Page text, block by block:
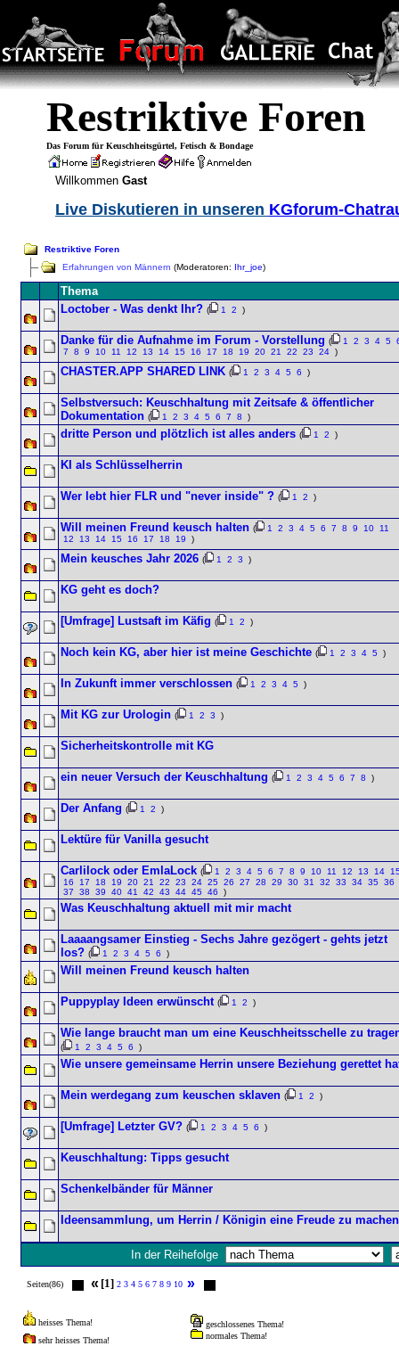
Restriktive Foren
Das Forum für Keuschheitsgürtel, Fetisch & Bondage
Willkommen Gast
Live Diskutieren in unseren KGforum-
Restriktive Foren
Erfahrungen von Männern (Moderatoren: Ihr_joe)
Thema
Loctober - Was denkt Ihr? ( 1 2 )
Danke für die Aufnahme im Forum - Vorstellung ( 1 2 3 4 5
7
8 9 10 11 12 13 14 15 16 17 18 19 20 21 22 23 24 )
CHASTER.APP SHARED LINK ( 1 2 3 4 5 6 )
Selbstversuch: Keuschhaltung mit Zeitsafe & öffentlicher
Dokumentation ( 1 2 3 4 5 6 7 8 )
dritte Person und plötzlich ist alles anders ( 1 2 )
KI als Schlüsselherrin
Wer lebt hier FLR und "never inside" ? ( 1 2 )
Will meinen Freund keusch halten ( 1 2 3 4 5 6 7 8 9 10
11
12
13 14 15 16 17 18 19 )
Mein keusches Jahr 2026 ( 1 2 3 )
KG geht es doch?
[Umfrage] Lustsaft im Käfig ( 1 2 )
Noch kein KG, aber hier ist meine Geschichte ( 1 2 3 4 5 )
In Zukunft immer verschlossen ( 1 2 3 4 5 )
Mit KG zur Urologin ( 1 2 3 )
Sicherheitskontrolle mit KG
ein neuer Versuch der Keuschhaltung ( 1 2 3 4 5 6 7 8 )
Der Anfang ( 1 2 )
Lektüre für Vanilla gesucht
Carlilock oder EmlaLock ( 1 2 3 4 5 6 7 8 9 10 11 12 13 14
16
17 18 19 20 21 22 23 24 25 26 27 28 29 30 31 32 33 34 35
36
37
38 39 40 41 42 43 44 45 46 )
Was Keuschhaltung aktuell mit mir macht
Laaaangsamer Einstieg - Sechs Jahre gezögert - gehts jetzt
los? ( 1 2 3 4 5 6 )
Will meinen Freund keusch halten
Puppyplay Ideen erwünscht ( 1 2 )
Wie lange braucht man um eine Keuschheitsschelle zu
( 1 2 3 4 5 6 )
Wie unsere gemeinsame Herrin unsere Beziehung gerettet
Mein werdegang zum keuschen sklaven ( 1 2 )
[Umfrage] Letzter GV? ( 1 2 3 4 5 6 )
Keuschhaltung: Tipps gesucht
Schenkelbänder für Männer
Ideensammlung, um Herrin / Königin eine Freude zu machen
In der Reihefolge
Seiten(86) « [1] 2 3 4 5 6 7 8 9 10 »
heisses Thema!
sehr heisses Thema!
geschlossenes Thema!
normales Thema!